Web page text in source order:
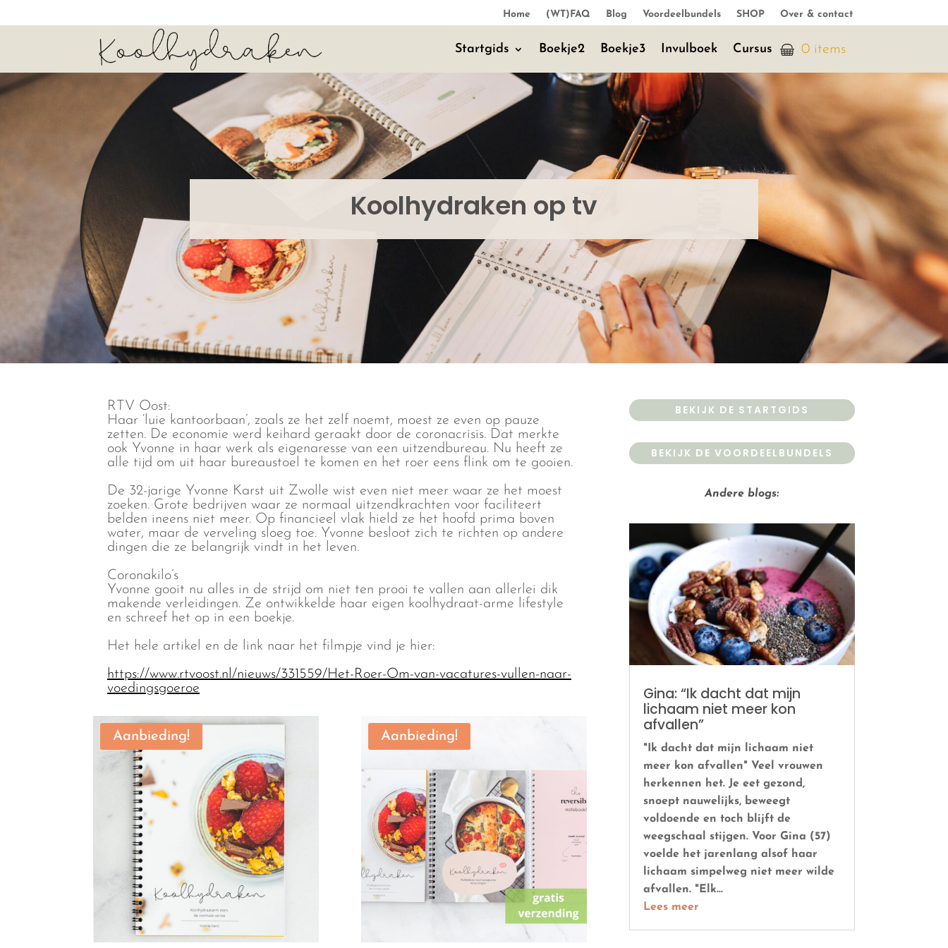
Home (WT)FAQ Blog Voordeelbundels SHOP Over & contact
Startgids Boekje2 Boekje3 Invulboek Cursus 0 items
Koolhydraken op tv
RTV Oost:
Haar ‘luie kantoorbaan’, zoals ze het zelf noemt, moest ze even op pauze
zetten. De economie werd keihard geraakt door de coronacrisis. Dat merkte
ook Yvonne in haar werk als eigenaresse van een uitzendbureau. Nu heeft ze
alle tijd om uit haar bureaustoel te komen en het roer eens flink om te gooien.
De 32-jarige Yvonne Karst uit Zwolle wist even niet meer waar ze het moest
zoeken. Grote bedrijven waar ze normaal uitzendkrachten voor faciliteert
belden ineens niet meer. Op financieel vlak hield ze het hoofd prima boven
water, maar de verveling sloeg toe. Yvonne besloot zich te richten op andere
dingen die ze belangrijk vindt in het leven.
Coronakilo’s
Yvonne gooit nu alles in de strijd om niet ten prooi te vallen aan allerlei dik
makende verleidingen. Ze ontwikkelde haar eigen koolhydraat-arme lifestyle
en schreef het op in een boekje.
Het hele artikel en de link naar het filmpje vind je hier:
https://www.rtvoost.nl/nieuws/331559/Het-Roer-Om-van-vacatures-vullen-naar-
voedingsgoeroe
Aanbieding! Aanbieding!
BEKIJK DE STARTGIDS
BEKIJK DE VOORDEELBUNDELS
Andere blogs:
Gina: “Ik dacht dat mijn
lichaam niet meer kon
afvallen”
"Ik dacht dat mijn lichaam niet
meer kon afvallen" Veel vrouwen
herkennen het. Je eet gezond,
snoept nauwelijks, beweegt
voldoende en toch blijft de
weegschaal stijgen. Voor Gina (57)
voelde het jarenlang alsof haar
lichaam simpelweg niet meer wilde
afvallen. "Elk...
Lees meer